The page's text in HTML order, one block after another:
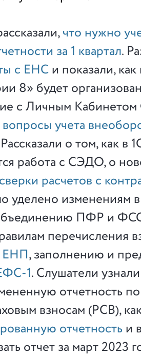
что нужно
за 1 квартал.
с ЕНСи показали, как
8» будет
с Личным
вопросы учета
о том, как в
работа с СЭДО, о
расчетов с
уделено изменениям
ПФР и
перечисления
ЕНП, заполнению и
1. Слушатели
отчетность
взносам (РСВ),
отчетность и
отчет за март 2023